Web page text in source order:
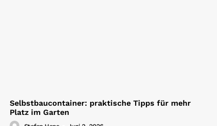
Selbstbaucontainer: praktische Tipps für mehr
Platz im Garten